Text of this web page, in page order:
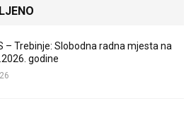
– Trebinje: Slobodna radna mjesta na
godine